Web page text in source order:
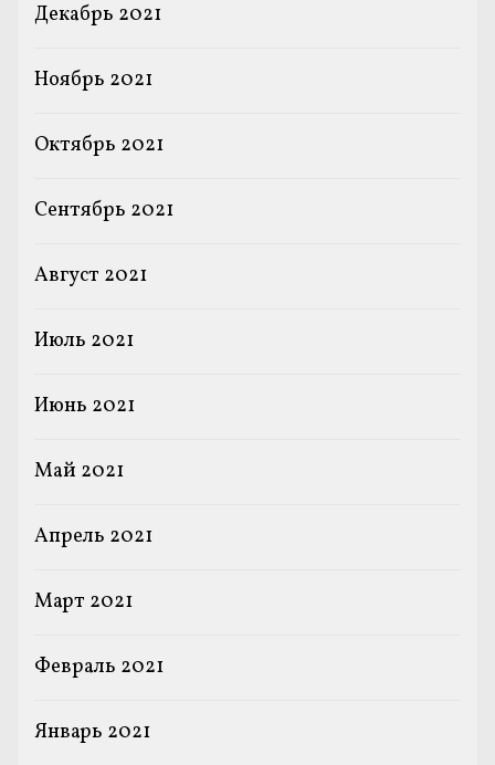
Декабрь 2021
Ноябрь 2021
Октябрь 2021
Сентябрь 2021
Август 2021
Июль 2021
Июнь 2021
Май 2021
Апрель 2021
Март 2021
Февраль 2021
Январь 2021